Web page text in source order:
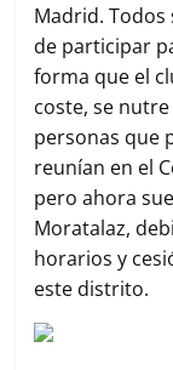
Madrid.
de participar
forma que el
coste, se
personas que
reunían en el
pero ahora
Moratalaz,
horarios y
este distrito.